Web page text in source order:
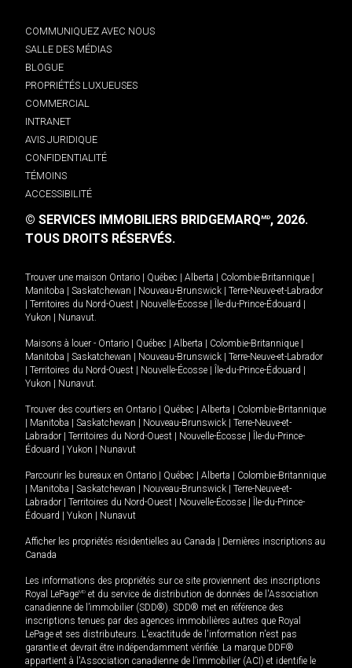
COMMUNIQUEZ AVEC NOUS
SALLE DES MÉDIAS
BLOGUE
PROPRIÉTÉS LUXUEUSES
COMMERCIAL
INTRANET
AVIS JURIDIQUE
CONFIDENTIALITÉ
TÉMOINS
ACCESSIBILITÉ
© SERVICES IMMOBILIERS BRIDGEMARQMD, 2026.
TOUS DROITS RÉSERVÉS.
Trouver une maison Ontario Québec Alberta Colombie-Britannique
Manitoba
Saskatchewan Nouveau-Brunswick
Terre-Neuve-et-Labrador
Territoires du Nord-Ouest Nouvelle-Écosse Île-du-Prince-Édouard
Yukon
Nunavut.
Maisons à louer - Ontario Québec Alberta Colombie-Britannique
Manitoba
Saskatchewan Nouveau-Brunswick
Terre-Neuve-et-Labrador
Territoires du Nord-Ouest Nouvelle-Écosse Île-du-Prince-Édouard
Yukon
Nunavut.
Trouver des courtiers en Ontario Québec Alberta
Colombie-Britannique
Manitoba Saskatchewan Nouveau-Brunswick
Terre-Neuve-et-
Labrador
Territoires du Nord-Ouest Nouvelle-Écosse
Île-du-Prince-
Édouard
Yukon Nunavut
Parcourir les bureaux en Ontario Québec Alberta
Colombie-Britannique
Manitoba Saskatchewan Nouveau-Brunswick
Terre-Neuve-et-
Labrador
Territoires du Nord-Ouest Nouvelle-Écosse
Île-du-Prince-
Édouard
Yukon Nunavut
Afficher les propriétés résidentielles au Canada
Dernières inscriptions au
Canada
Les informations des propriétés sur ce site proviennent des inscriptions
Royal LePageMD et du service de distribution de données de l'Association
canadienne de l’immobilier (SDD®). SDD® met en référence des
inscriptions tenues par des agences immobilières autres que Royal
LePage et ses distributeurs. L'exactitude de l'information n'est pas
garantie et devrait être indépendamment vérifiée. La marque DDF®
appartient à l'Association canadienne de l’immobilier (ACI) et identifie le